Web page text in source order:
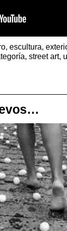
, escultura,
, street art,